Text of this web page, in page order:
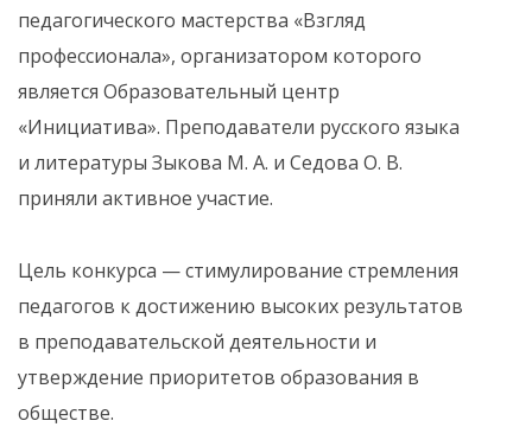
педагогического мастерства «Взгляд
профессионала», организатором которого
является Образовательный центр
«Инициатива». Преподаватели русского языка
и литературы Зыкова М. А. и Седова О. В.
приняли активное участие.
Цель конкурса — стимулирование стремления
педагогов к достижению высоких результатов
в преподавательской деятельности и
утверждение приоритетов образования в
обществе.